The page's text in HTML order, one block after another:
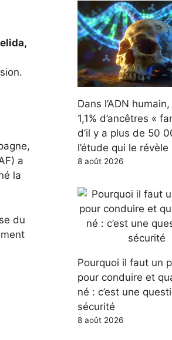
a
la
du
Dans l’ADN
1,1% d’ancêtres «
d’il y a plus de 50
l’étude qui le révèle
8 août 2026
Pourquoi il faut un
pour conduire et
né : c’est une
sécurité
8 août 2026